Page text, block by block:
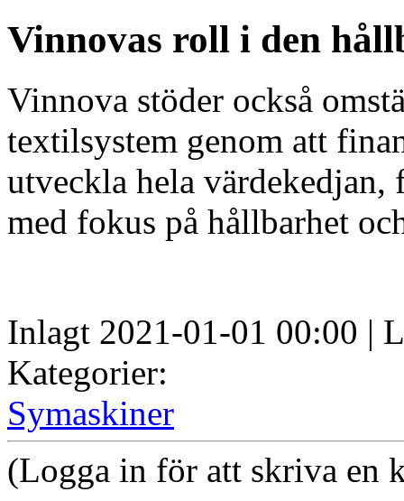
Vinnovas roll i den
Vinnova stöder också
textilsystem genom att
utveckla hela
med fokus på hållbarhet
Inlagt 2021-01-01 00:00 |
Kategorier:
Symaskiner
(Logga in för att skriva en